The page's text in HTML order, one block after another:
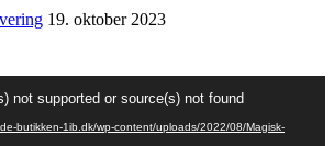
19. oktober 2023
not supported or source(s) not found
butikken-1ib.dk/wp-content/uploads/2022/08/Magisk-